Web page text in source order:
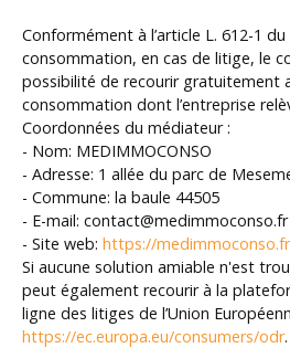
Conformément à l’article L. 612-1
consommation, en cas de litige, le
possibilité de recourir gratuitement
consommation dont l’entreprise
Coordonnées du médiateur :
- Nom: MEDIMMOCONSO
- Adresse: 1 allée du parc de
- Commune: la baule 44505
- E-mail: contact@medimmoconso.fr
- Site web: https://
Si aucune solution amiable n'est
peut également recourir à la
ligne des litiges de l’Union
https://ec.europa.eu/consumers/odr.